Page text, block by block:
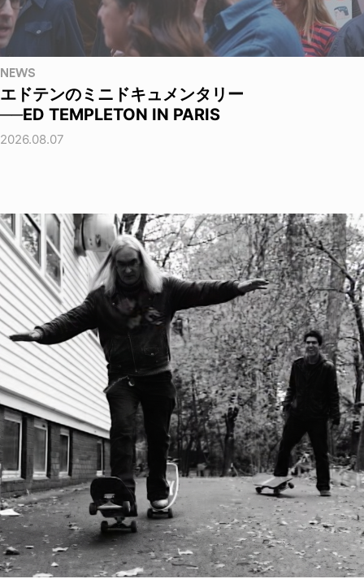
NEWS
エドテンのミニドキュメンタリー
──ED TEMPLETON IN PARIS
2026.08.07